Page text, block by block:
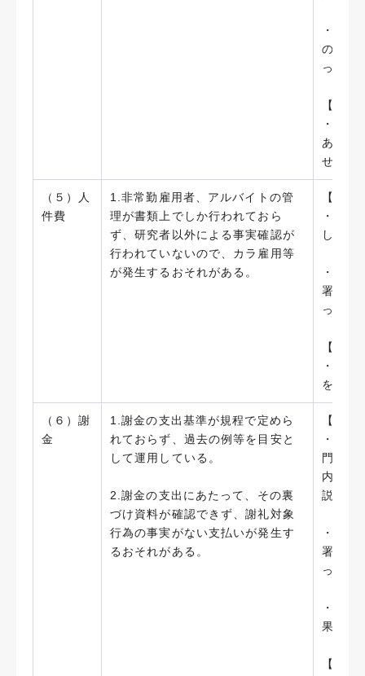
・「
のヒア
ってい
【今
・「
あるた
せるな
（５）人
件費
1.非常勤雇用者、アルバイトの管
理が書類上でしか行われておら
ず、研究者以外による事実確認が
行われていないので、カラ雇用等
が発生するおそれがある。
【実施
・採
し、採
・支
署・押
ってい
【今
・必
を確認
（６）謝
金
1.謝金の支出基準が規程で定めら
れておらず、過去の例等を目安と
して運用している。
2.謝金の支出にあたって、その裏
づけ資料が確認できず、謝礼対象
行為の事実がない支払いが発生す
るおそれがある。
【実施
・謝
門的知
内容を
説明を
・支
署・押
ってい
・勤
果物の
【今